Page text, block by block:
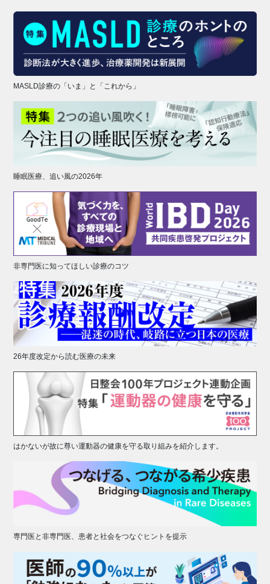
MASLD診療の「いま」と「これから」
睡眠医療、追い風の2026年
非専門医に知ってほしい診療のコツ
26年度改定から読む医療の未来
はかないが故に尊い運動器の健康を守る取り組みを紹介します。
専門医と非専門医、患者と社会をつなぐヒントを提示